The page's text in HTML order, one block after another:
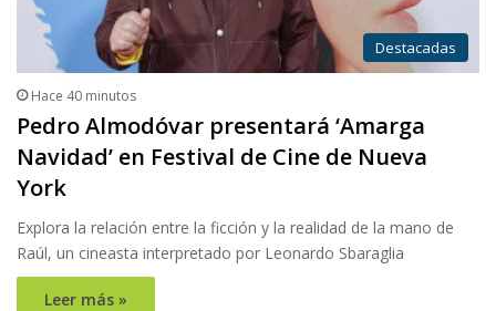
Destacadas
Hace 40 minutos
Pedro Almodóvar presentará ‘Amarga
Navidad’ en Festival de Cine de Nueva
York
Explora la relación entre la ficción y la realidad de la mano de
Raúl, un cineasta interpretado por Leonardo Sbaraglia
Leer más »